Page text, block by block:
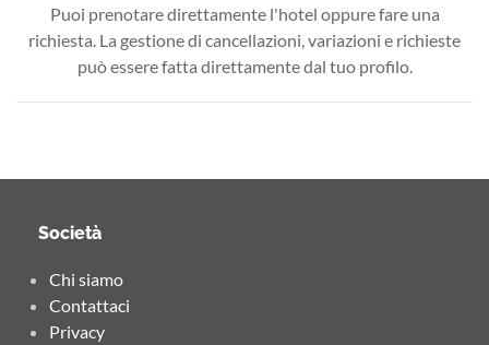
Puoi prenotare direttamente l'hotel oppure fare una
richiesta. La gestione di cancellazioni, variazioni e richieste
può essere fatta direttamente dal tuo profilo.
Società
Chi siamo
Contattaci
Privacy